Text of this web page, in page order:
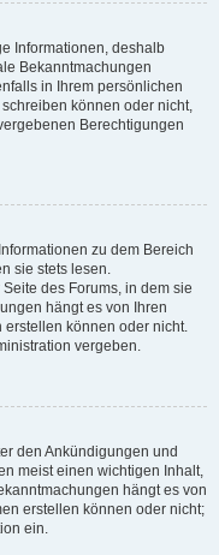
Informationen, deshalb
Bekanntmachungen
in Ihrem persönlichen
können oder nicht,
Berechtigungen
zu dem Bereich
sie stets lesen.
des Forums, in dem sie
hängt es von Ihren
erstellen können oder nicht.
vergeben.
den Ankündigungen und
meist einen wichtigen Inhalt,
hängt es von
erstellen können oder nicht;
ein.